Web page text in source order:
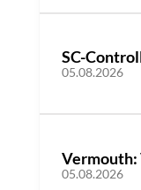
SC-
05.08.2026
05.08.2026